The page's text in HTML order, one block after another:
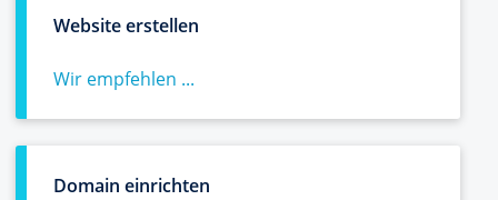
Website erstellen
Wir empfehlen ...
Domain einrichten